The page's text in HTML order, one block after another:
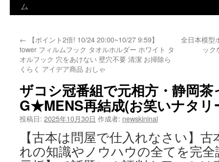
ム
← 【ポイント2倍! 10/24 20:00~10/27 9:59】
tower フィルムフック タオルホルダー ホワイト タ
オルフック 穴をあけない 壁穴不要 清潔 お掃除ら
くらく アイデア商品 おしゃ
全日本模型
ッ
ザコシ冠番組で元相方・静岡
G★MENS再結成(お笑いナタリ
投稿日: 2025年10月30日 作成者: newskininal
【古本は問屋で仕入れなさい】
れの知識やノウハウの全てを完